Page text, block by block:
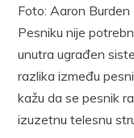
Foto: Aaron Burden
Pesniku nije
unutra ugrađen
razlika između
kažu da se pesnik
izuzetnu telesnu